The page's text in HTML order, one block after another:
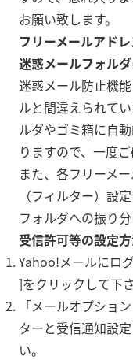
お願い致します。
フリーメールアド
迷惑メールフォル
迷惑メール防止機
ルと間違えられて
ルダやゴミ箱に自
りますので、一度
また、各フリーメ
（フィルター）設
フォルダへの振り
受信許可等の設定
Yahoo!メールにロ
]をクリックして下さ
「メールオプショ
ターと受信通知設
い。